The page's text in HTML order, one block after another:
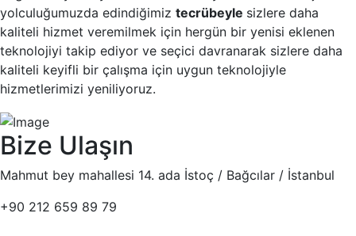
yolculuğumuzda edindiğimiz tecrübeyle sizlere daha
kaliteli hizmet veremilmek için hergün bir yenisi eklenen
teknolojiyi takip ediyor ve seçici davranarak sizlere daha
kaliteli keyifli bir çalışma için uygun teknolojiyle
hizmetlerimizi yeniliyoruz.
Bize Ulaşın
Mahmut bey mahallesi 14. ada İstoç / Bağcılar / İstanbul
+90 212 659 89 79